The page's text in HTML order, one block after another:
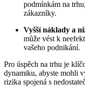
podmínkám na
zákazníky.
Vyšší náklady a
může vést k
vašeho podnikání.
Pro úspěch na trhu je
dynamiku, abyste mohli
rizika spojená s